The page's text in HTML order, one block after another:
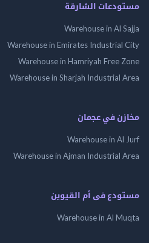
مستودعات الشارقة
Warehouse in Al Sajja
Warehouse in Emirates Industrial City
Warehouse in Hamriyah Free Zone
Warehouse in Sharjah Industrial Area
مخازن في عجمان
Warehouse in Al Jurf
Warehouse in Ajman Industrial Area
مستودع فى أم القيوين
Warehouse in Al Muqta